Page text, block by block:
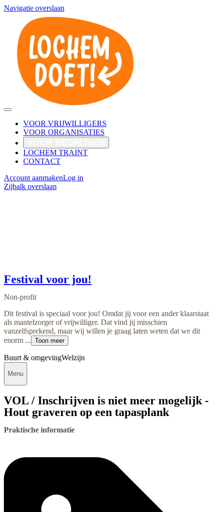
Navigatie overslaan
VOOR VRIJWILLIGERS
VOOR ORGANISATIES
LOCHEM TRAINT
CONTACT
Account aanmakenLog in
Zijbalk overslaan
Festival voor jou!
Non-profit
Dit festival is speciaal voor jou! Omdat jij voor een ander klaarstaat
als mantelzorger of vrijwilliger. Dat vind jij misschien
vanzelfsprekend, maar wij willen je graag laten weten dat we dit
enorm ... Toon meer
Buurt & omgevingWelzijn
Menu
VOL / Inschrijven is niet meer mogelijk -
Hout graveren op een tapasplank
Praktische informatie